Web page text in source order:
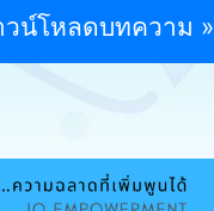
วน์โหลดบทความ »